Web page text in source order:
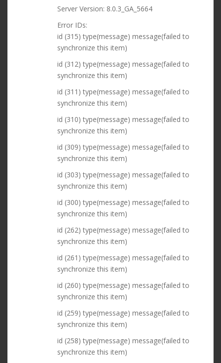
Server Version: 8.0.3_GA_5664
Error IDs:
id (315) type(message) message(failed to
synchronize this item)
id (312) type(message) message(failed to
synchronize this item)
id (311) type(message) message(failed to
synchronize this item)
id (310) type(message) message(failed to
synchronize this item)
id (309) type(message) message(failed to
synchronize this item)
id (303) type(message) message(failed to
synchronize this item)
id (300) type(message) message(failed to
synchronize this item)
id (262) type(message) message(failed to
synchronize this item)
id (261) type(message) message(failed to
synchronize this item)
id (260) type(message) message(failed to
synchronize this item)
id (259) type(message) message(failed to
synchronize this item)
id (258) type(message) message(failed to
synchronize this item)